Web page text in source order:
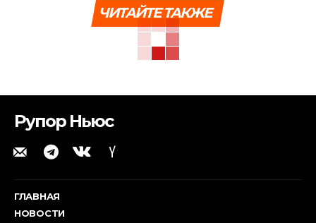
ЧИТАЙТЕ ТАКЖЕ
Рупор Ньюс
ГЛАВНАЯ
НОВОСТИ